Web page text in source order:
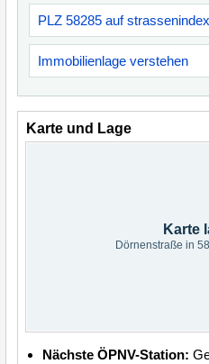
PLZ 58285 auf
Immobilienlage verstehen
Karte und Lage
Karte
Dörnenstraße in
Nächste ÖPNV-Station: